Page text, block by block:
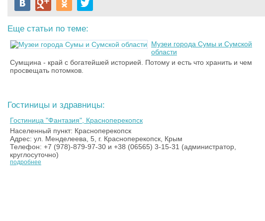
Еще статьи по теме:
Музеи города Сумы и Сумской
области
Сумщина - край с богатейшей историей. Потому и есть что хранить и чем
просвещать потомков.
Гостиницы и здравницы:
Гостиница "Фантазия", Красноперекопск
Населенный пункт: Красноперекопск
Адрес: ул. Менделеева, 5, г. Красноперекопск, Крым
Телефон: +7 (978)-879-97-30 и +38 (06565) 3-15-31 (администратор,
круглосуточно)
подробнее